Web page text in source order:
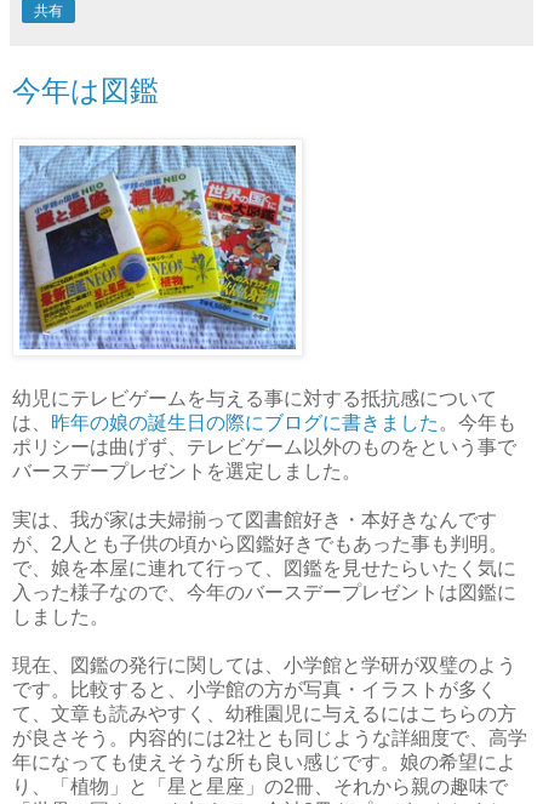
共有
今年は図鑑
幼児にテレビゲームを与える事に対する抵抗感について
は、 昨年の娘の誕生日の際にブログに書きました 。今年も
ポリシーは曲げず、テレビゲーム以外のものをという事で
バースデープレゼントを選定しました。
実は、我が家は夫婦揃って図書館好き・本好きなんです
が、2人とも子供の頃から図鑑好きでもあった事も判明。
で、娘を本屋に連れて行って、図鑑を見せたらいたく気に
入った様子なので、今年のバースデープレゼントは図鑑に
しました。
現在、図鑑の発行に関しては、小学館と学研が双璧のよう
です。比較すると、小学館の方が写真・イラストが多く
て、文章も読みやすく、幼稚園児に与えるにはこちらの方
が良さそう。内容的には2社とも同じような詳細度で、高学
年になっても使えそうな所も良い感じです。娘の希望によ
り、「植物」と「星と星座」の2冊、それから親の趣味で